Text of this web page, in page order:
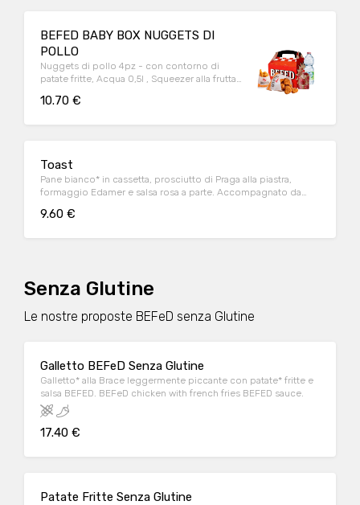
BEFED BABY BOX NUGGETS DI
POLLO
Nuggets di pollo 4pz - con contorno di
patate fritte, Acqua 0,5l , Squeezer alla frutta
10.70 €
Toast
Pane bianco* in cassetta, prosciutto di Praga alla piastra,
formaggio Edamer e salsa rosa a parte. Accompagnato da
9.60 €
Senza Glutine
Le nostre proposte BEFeD senza Glutine
Galletto BEFeD Senza Glutine
Galletto* alla Brace leggermente piccante con patate* fritte e
salsa BEFED. BEFeD chicken with french fries BEFED sauce.
17.40 €
Patate Fritte Senza Glutine